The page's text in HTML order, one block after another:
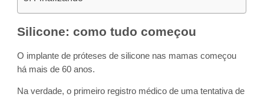
Silicone: como tudo começou
O implante de próteses de silicone nas mamas começou
há mais de 60 anos.
Na verdade, o primeiro registro médico de uma tentativa de